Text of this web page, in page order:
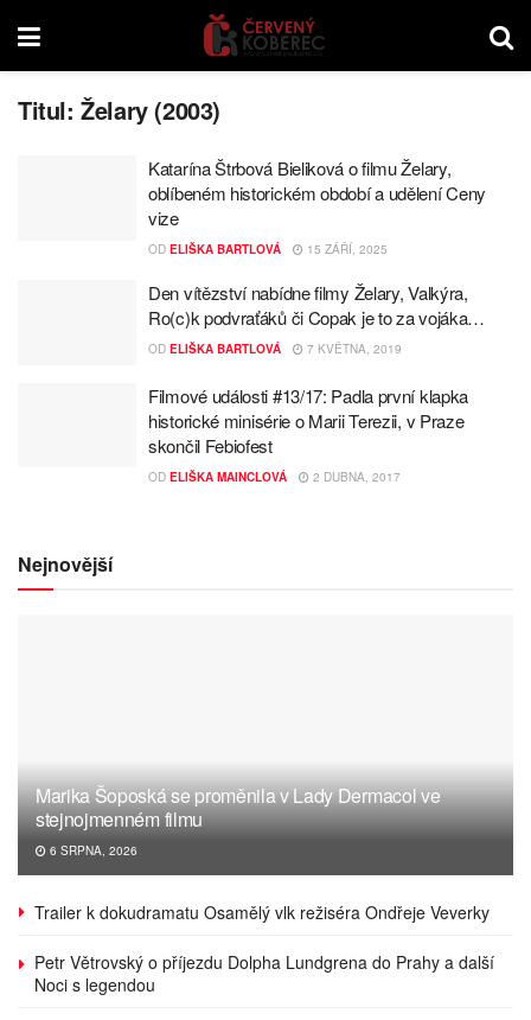
Titul:Želary (2003)
Katarína Štrbová Bieliková o filmu Želary,
oblíbeném historickém období a udělení Ceny
vize
OD ELIŠKA BARTLOVÁ 15 ZÁŘÍ, 2025
Den vítězství nabídne filmy Želary, Valkýra,
Ro(c)k podvraťáků či Copak je to za vojáka…
OD ELIŠKA BARTLOVÁ 7 KVĚTNA, 2019
Filmové události #13/17: Padla první klapka
historické minisérie o Marii Terezii, v Praze
skončil Febiofest
OD ELIŠKA MAINCLOVÁ 2 DUBNA, 2017
Nejnovější
Marika Šoposká se proměnila v Lady Dermacol ve
stejnojmenném filmu
6 SRPNA, 2026
Trailer k dokudramatu Osamělý vlk režiséra Ondřeje Veverky
Petr Větrovský o příjezdu Dolpha Lundgrena do Prahy a další
Noci s legendou